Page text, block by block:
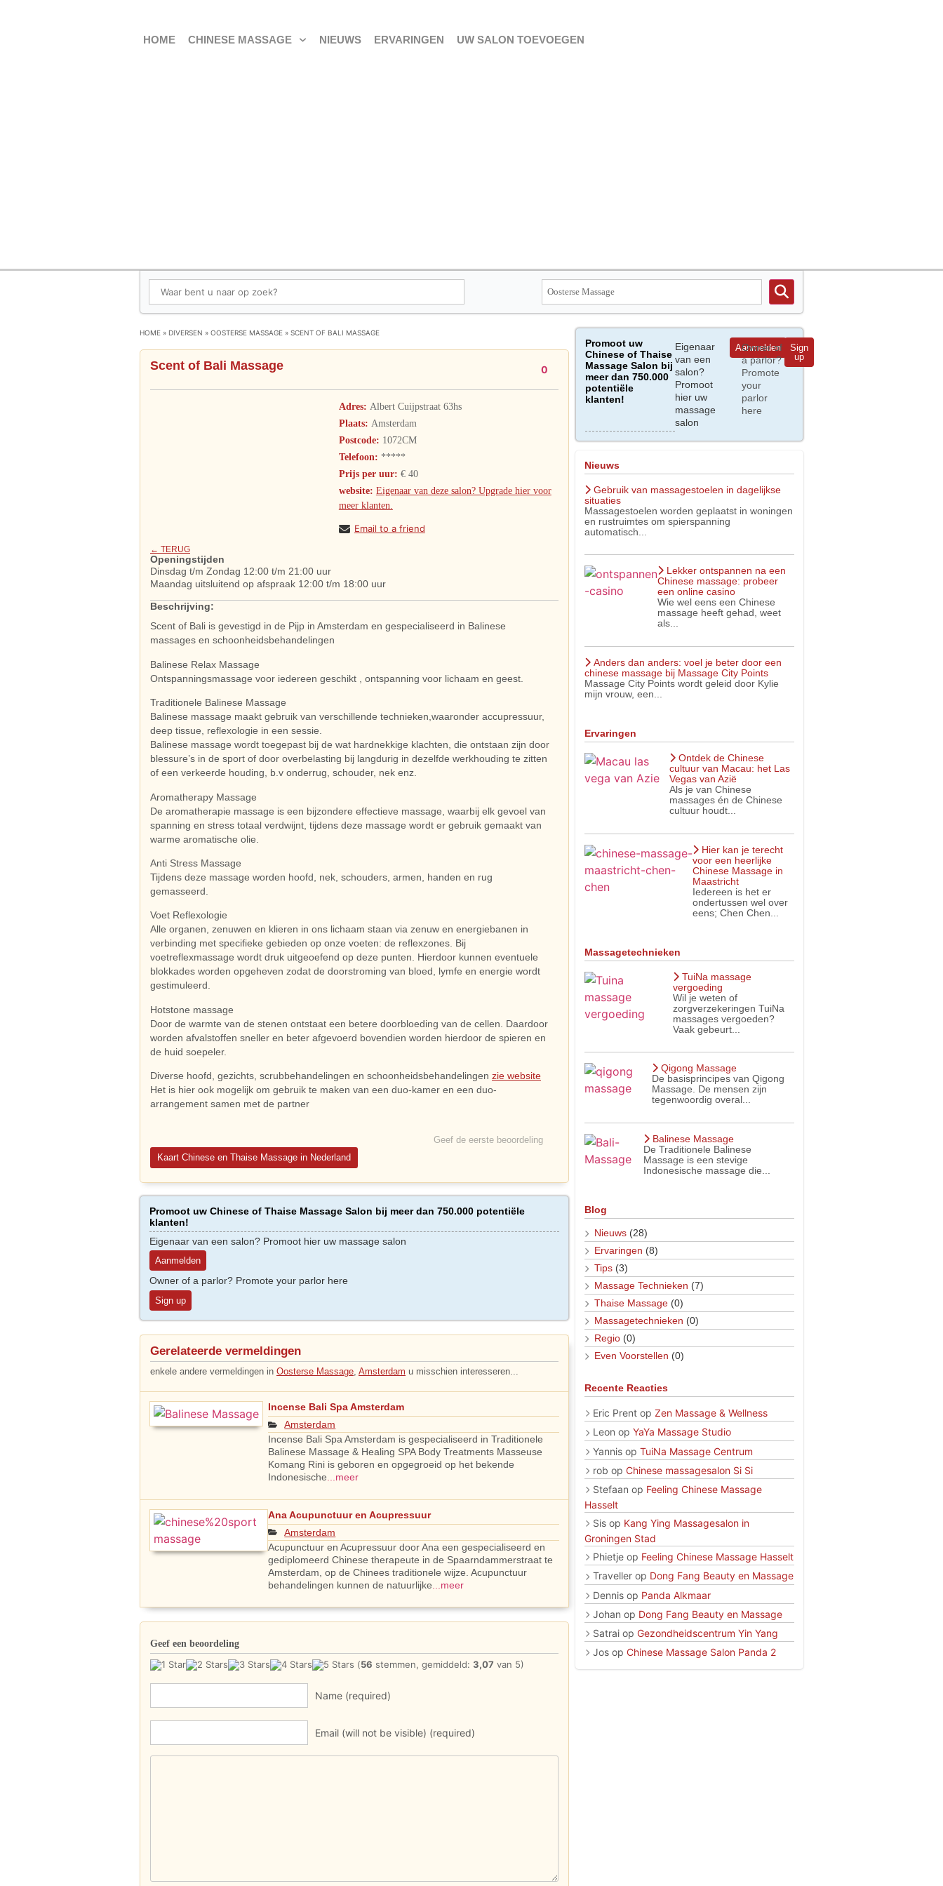
HOME CHINESE MASSAGE NIEUWS ERVARINGEN UW SALON TOEVOEGEN
HOME » DIVERSEN » OOSTERSE MASSAGE » SCENT OF BALI MASSAGE
Scent of Bali Massage 0
Adres: Albert Cuijpstraat 63hs
Plaats: Amsterdam
Postcode: 1072CM
Telefoon: *****
Prijs per uur: € 40
website: Eigenaar van deze salon? Upgrade hier voor
meer klanten.
Email to a friend
← TERUG
Openingstijden
Dinsdag t/m Zondag 12:00 t/m 21:00 uur
Maandag uitsluitend op afspraak 12:00 t/m 18:00 uur
Beschrijving:
Scent of Bali is gevestigd in de Pijp in Amsterdam en gespecialiseerd in Balinese
massages en schoonheidsbehandelingen
Balinese Relax Massage
Ontspanningsmassage voor iedereen geschikt , ontspanning voor lichaam en geest.
Traditionele Balinese Massage
Balinese massage maakt gebruik van verschillende technieken,waaronder accupressuur,
deep tissue, reflexologie in een sessie.
Balinese massage wordt toegepast bij de wat hardnekkige klachten, die ontstaan zijn door
blessure’s in de sport of door overbelasting bij langdurig in dezelfde werkhouding te zitten
of een verkeerde houding, b.v onderrug, schouder, nek enz.
Aromatherapy Massage
De aromatherapie massage is een bijzondere effectieve massage, waarbij elk gevoel van
spanning en stress totaal verdwijnt, tijdens deze massage wordt er gebruik gemaakt van
warme aromatische olie.
Anti Stress Massage
Tijdens deze massage worden hoofd, nek, schouders, armen, handen en rug
gemasseerd.
Voet Reflexologie
Alle organen, zenuwen en klieren in ons lichaam staan via zenuw en energiebanen in
verbinding met specifieke gebieden op onze voeten: de reflexzones. Bij
voetreflexmassage wordt druk uitgeoefend op deze punten. Hierdoor kunnen eventuele
blokkades worden opgeheven zodat de doorstroming van bloed, lymfe en energie wordt
gestimuleerd.
Hotstone massage
Door de warmte van de stenen ontstaat een betere doorbloeding van de cellen. Daardoor
worden afvalstoffen sneller en beter afgevoerd bovendien worden hierdoor de spieren en
de huid soepeler.
Diverse hoofd, gezichts, scrubbehandelingen en schoonheidsbehandelingen zie website
Het is hier ook mogelijk om gebruik te maken van een duo-kamer en een duo-
arrangement samen met de partner
Geef de eerste beoordeling
Kaart Chinese en Thaise Massage in Nederland
Promoot uw Chinese of Thaise Massage Salon bij meer dan 750.000 potentiële
klanten!
Eigenaar van een salon? Promoot hier uw massage salon
Aanmelden
Owner of a parlor? Promote your parlor here
Sign up
Gerelateerde vermeldingen
enkele andere vermeldingen in Oosterse Massage, Amsterdam u misschien interesseren...
Incense Bali Spa Amsterdam
Amsterdam
Incense Bali Spa Amsterdam is gespecialiseerd in Traditionele
Balinese Massage & Healing SPA Body Treatments Masseuse
Komang Rini is geboren en opgegroeid op het bekende
Indonesische ...meer
Ana Acupunctuur en Acupressuur
Amsterdam
Acupunctuur en Acupressuur door Ana een gespecialiseerd en
gediplomeerd Chinese therapeute in de Spaarndammerstraat te
Amsterdam, op de Chinees traditionele wijze. Acupunctuur
behandelingen kunnen de natuurlijke ...meer
Geef een beoordeling
(56 stemmen, gemiddeld: 3,07 van 5)
Name (required)
Email (will not be visible) (required)
Promoot uw
Chinese of Thaise
Massage Salon bij
meer dan 750.000
potentiële
klanten!
Eigenaar
van een
salon?
Promoot
hier uw
massage
salon
Aanmelden
Owner of
a parlor?
Promote
your
parlor
here
Sign
up
Nieuws
Gebruik van massagestoelen in dagelijkse
situaties
Massagestoelen worden geplaatst in woningen
en rustruimtes om spierspanning
automatisch...
Lekker ontspannen na een
Chinese massage: probeer
een online casino
Wie wel eens een Chinese
massage heeft gehad, weet
als...
Anders dan anders: voel je beter door een
chinese massage bij Massage City Points
Massage City Points wordt geleid door Kylie
mijn vrouw, een...
Ervaringen
Ontdek de Chinese
cultuur van Macau: het Las
Vegas van Azië
Als je van Chinese
massages én de Chinese
cultuur houdt...
Hier kan je terecht
voor een heerlijke
Chinese Massage in
Maastricht
Iedereen is het er
ondertussen wel over
eens; Chen Chen...
Massagetechnieken
TuiNa massage
vergoeding
Wil je weten of
zorgverzekeringen TuiNa
massages vergoeden?
Vaak gebeurt...
Qigong Massage
De basisprincipes van Qigong
Massage. De mensen zijn
tegenwoordig overal...
Balinese Massage
De Traditionele Balinese
Massage is een stevige
Indonesische massage die...
Blog
Nieuws (28)
Ervaringen (8)
Tips (3)
Massage Technieken (7)
Thaise Massage (0)
Massagetechnieken (0)
Regio (0)
Even Voorstellen (0)
Recente Reacties
Eric Prentop Zen Massage & Wellness
Leon op YaYa Massage Studio
Yannisop TuiNa Massage Centrum
rob op Chinese massagesalon Si Si
Stefaan op Feeling Chinese Massage
Hasselt
Sisop Kang Ying Massagesalon in
Groningen Stad
Phietjeop Feeling Chinese Massage Hasselt
Travellerop Dong Fang Beauty en Massage
Dennisop Panda Alkmaar
Johan op Dong Fang Beauty en Massage
Satraiop Gezondheidscentrum Yin Yang
Josop Chinese Massage Salon Panda 2